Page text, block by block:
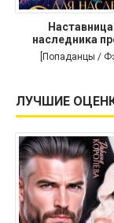
наследника
[Попаданцы /
ЛУЧШИЕ